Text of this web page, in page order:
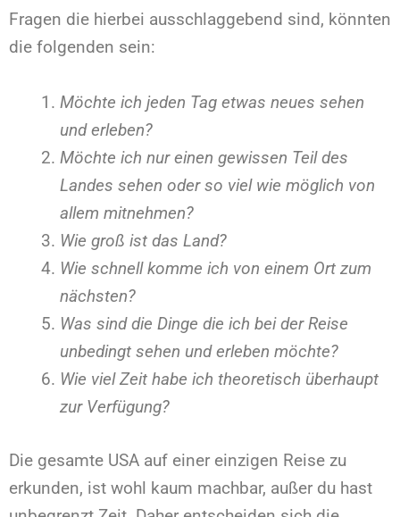
Fragen die hierbei ausschlaggebend sind, könnten
die folgenden sein:
Möchte ich jeden Tag etwas neues sehen
und erleben?
Möchte ich nur einen gewissen Teil des
Landes sehen oder so viel wie möglich von
allem mitnehmen?
Wie groß ist das Land?
Wie schnell komme ich von einem Ort zum
nächsten?
Was sind die Dinge die ich bei der Reise
unbedingt sehen und erleben möchte?
Wie viel Zeit habe ich theoretisch überhaupt
zur Verfügung?
Die gesamte USA auf einer einzigen Reise zu
erkunden, ist wohl kaum machbar, außer du hast